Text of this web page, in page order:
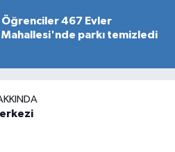
Öğrenciler 467 Evler
Mahallesi'nde parkı temizledi